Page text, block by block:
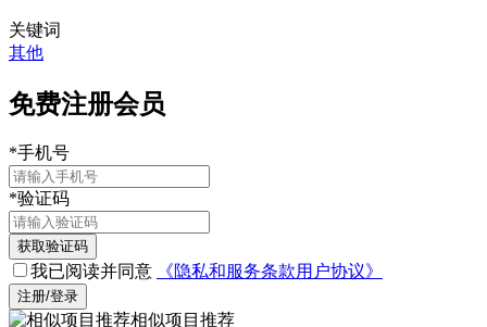
关键词
其他
免费注册会员
*手机号
*验证码
获取验证码
我已阅读并同意 《隐私和服务条款用户协议》
注册/登录
相似项目推荐